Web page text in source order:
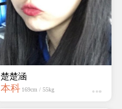
楚楚涵
本科 169cm / 55kg